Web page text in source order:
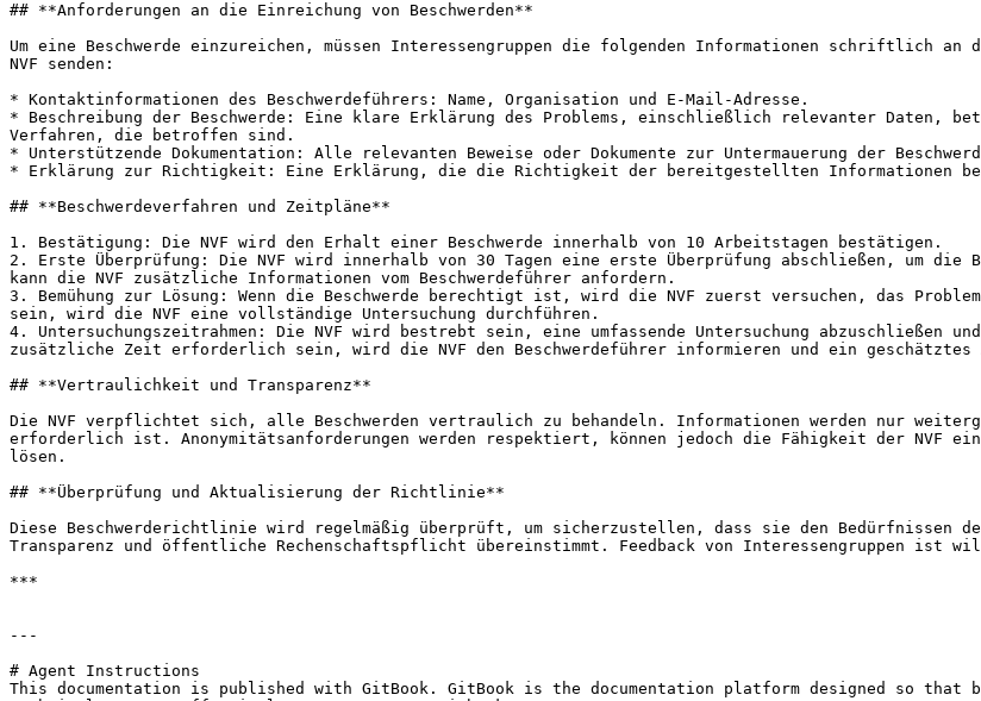
## **Anforderungen an die Einreichung von Beschwerden**
Um eine Beschwerde einzureichen, müssen Interessengruppen die folgenden Informationen schriftlich
NVF senden:
* Kontaktinformationen des Beschwerdeführers: Name, Organisation und E-Mail-Adresse.
* Beschreibung der Beschwerde: Eine klare Erklärung des Problems, einschließlich relevanter Daten,
Verfahren, die betroffen sind.
* Unterstützende Dokumentation: Alle relevanten Beweise oder Dokumente zur Untermauerung der
* Erklärung zur Richtigkeit: Eine Erklärung, die die Richtigkeit der bereitgestellten Informationen
## **Beschwerdeverfahren und Zeitpläne**
1. Bestätigung: Die NVF wird den Erhalt einer Beschwerde innerhalb von 10 Arbeitstagen bestätigen.
2. Erste Überprüfung: Die NVF wird innerhalb von 30 Tagen eine erste Überprüfung abschließen, um die
kann die NVF zusätzliche Informationen vom Beschwerdeführer anfordern.
3. Bemühung zur Lösung: Wenn die Beschwerde berechtigt ist, wird die NVF zuerst versuchen, das
sein, wird die NVF eine vollständige Untersuchung durchführen.
4. Untersuchungszeitrahmen: Die NVF wird bestrebt sein, eine umfassende Untersuchung abzuschließen
zusätzliche Zeit erforderlich sein, wird die NVF den Beschwerdeführer informieren und ein geschätztes
## **Vertraulichkeit und Transparenz**
Die NVF verpflichtet sich, alle Beschwerden vertraulich zu behandeln. Informationen werden nur
erforderlich ist. Anonymitätsanforderungen werden respektiert, können jedoch die Fähigkeit der NVF
lösen.
## **Überprüfung und Aktualisierung der Richtlinie**
Diese Beschwerderichtlinie wird regelmäßig überprüft, um sicherzustellen, dass sie den Bedürfnissen
Transparenz und öffentliche Rechenschaftspflicht übereinstimmt. Feedback von Interessengruppen ist
***
---
# Agent Instructions
This documentation is published with GitBook. GitBook is the documentation platform designed so that